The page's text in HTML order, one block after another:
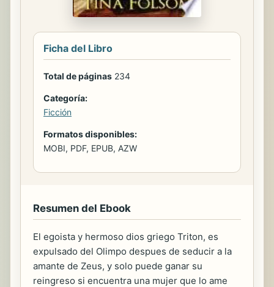
Ficha del Libro
Total de páginas 234
Categoría:
Ficción
Formatos disponibles:
MOBI, PDF, EPUB, AZW
Resumen del Ebook
El egoista y hermoso dios griego Triton, es
expulsado del Olimpo despues de seducir a la
amante de Zeus, y solo puede ganar su
reingreso si encuentra una mujer que lo ame